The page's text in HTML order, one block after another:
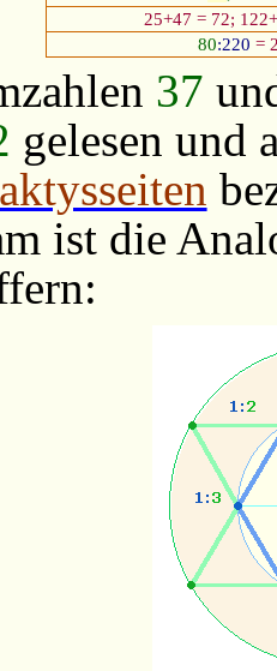
25+47 = 72;
80:220 =
37
gelesen und
ist die